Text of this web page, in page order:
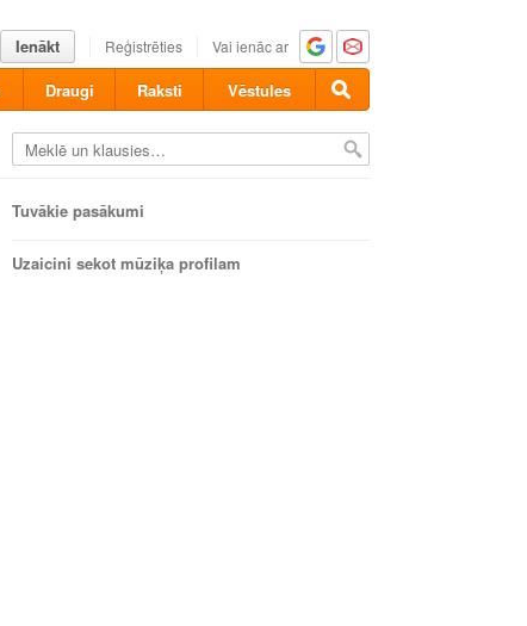
Ienākt Reģistrēties Vai ienāc ar
Draugi Raksti Vēstules
Tuvākie pasākumi
Uzaicini sekot mūziķa profilam